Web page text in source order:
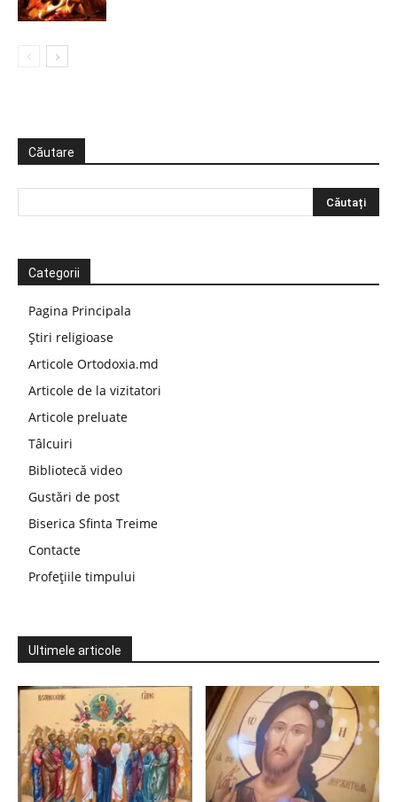
Căutare
Categorii
Pagina Principala
Știri religioase
Articole Ortodoxia.md
Articole de la vizitatori
Articole preluate
Tâlcuiri
Bibliotecă video
Gustări de post
Biserica Sfinta Treime
Contacte
Profețiile timpului
Ultimele articole